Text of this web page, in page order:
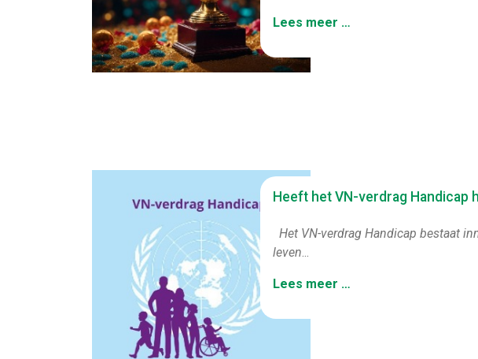
Lees meer …
Heeft het VN-verdrag Handicap
Het VN-verdrag Handicap bestaat
leven...
Lees meer …